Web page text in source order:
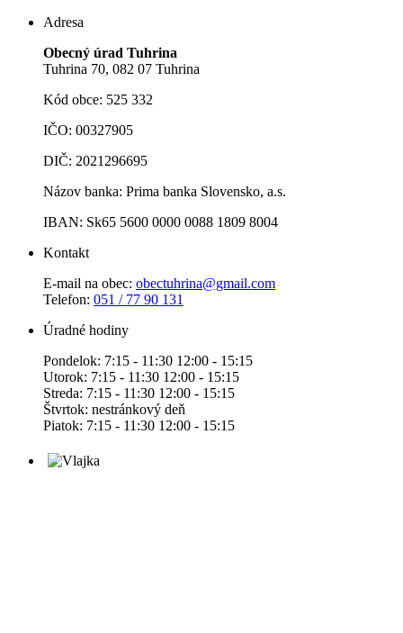
Adresa
Obecný úrad Tuhrina
Tuhrina 70, 082 07 Tuhrina
Kód obce: 525 332
IČO: 00327905
DIČ: 2021296695
Názov banka: Prima banka Slovensko, a.s.
IBAN: Sk65 5600 0000 0088 1809 8004
Kontakt
E-mail na obec: obectuhrina@gmail.com
Telefon: 051 / 77 90 131
Úradné hodiny
Pondelok: 7:15 - 11:30 12:00 - 15:15
Utorok: 7:15 - 11:30 12:00 - 15:15
Streda: 7:15 - 11:30 12:00 - 15:15
Štvrtok: nestránkový deň
Piatok: 7:15 - 11:30 12:00 - 15:15